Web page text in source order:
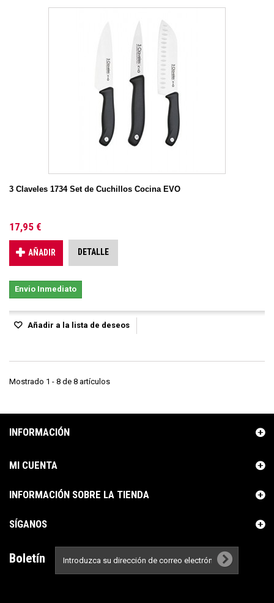
3 Claveles 1734 Set de Cuchillos Cocina EVO
17,95 €
AÑADIR DETALLE
Envio Inmediato
Añadir a la lista de deseos
Mostrado 1 - 8 de 8 artículos
INFORMACIÓN
MI CUENTA
INFORMACIÓN SOBRE LA TIENDA
SÍGANOS
Boletín